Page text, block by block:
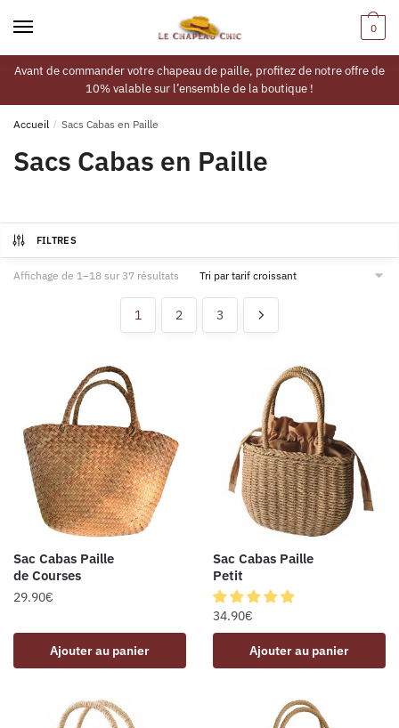
0
Avant de commander votre chapeau de paille, profitez de notre offre de
10% valable sur l’ensemble de la boutique !
Accueil / Sacs Cabas en Paille
Sacs Cabas en Paille
FILTRES
Affichage de 1–18 sur 37 résultats
1 2 3
Sac Cabas Paille
de Courses
29.90€
Ajouter au panier
Sac Cabas Paille
Petit
34.90€
Ajouter au panier